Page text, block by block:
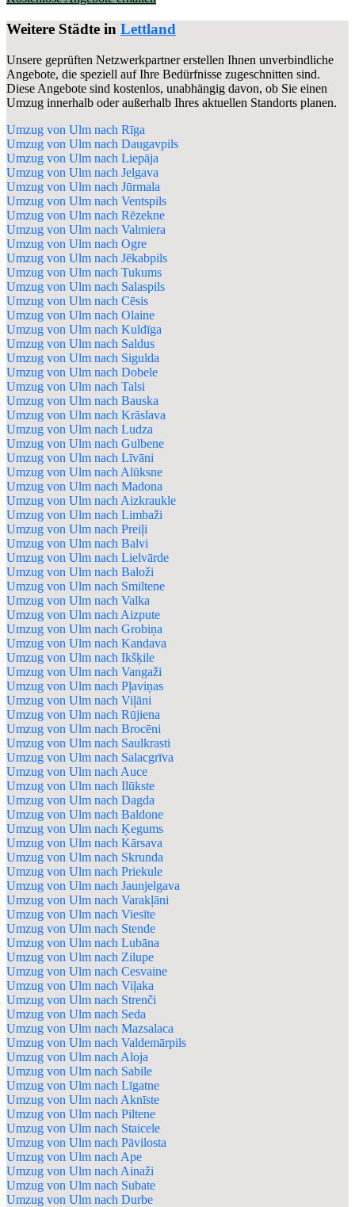
Weitere Städte in Lettland
Unsere geprüften Netzwerkpartner erstellen Ihnen unverbindliche
Angebote, die speziell auf Ihre Bedürfnisse zugeschnitten sind.
Diese Angebote sind kostenlos, unabhängig davon, ob Sie einen
Umzug innerhalb oder außerhalb Ihres aktuellen Standorts planen.
Umzug von Ulm nach Rīga
Umzug von Ulm nach Daugavpils
Umzug von Ulm nach Liepāja
Umzug von Ulm nach Jelgava
Umzug von Ulm nach Jūrmala
Umzug von Ulm nach Ventspils
Umzug von Ulm nach Rēzekne
Umzug von Ulm nach Valmiera
Umzug von Ulm nach Ogre
Umzug von Ulm nach Jēkabpils
Umzug von Ulm nach Tukums
Umzug von Ulm nach Salaspils
Umzug von Ulm nach Cēsis
Umzug von Ulm nach Olaine
Umzug von Ulm nach Kuldīga
Umzug von Ulm nach Saldus
Umzug von Ulm nach Sigulda
Umzug von Ulm nach Dobele
Umzug von Ulm nach Talsi
Umzug von Ulm nach Bauska
Umzug von Ulm nach Krāslava
Umzug von Ulm nach Ludza
Umzug von Ulm nach Gulbene
Umzug von Ulm nach Līvāni
Umzug von Ulm nach Alūksne
Umzug von Ulm nach Madona
Umzug von Ulm nach Aizkraukle
Umzug von Ulm nach Limbaži
Umzug von Ulm nach Preiļi
Umzug von Ulm nach Balvi
Umzug von Ulm nach Lielvārde
Umzug von Ulm nach Baloži
Umzug von Ulm nach Smiltene
Umzug von Ulm nach Valka
Umzug von Ulm nach Aizpute
Umzug von Ulm nach Grobiņa
Umzug von Ulm nach Kandava
Umzug von Ulm nach Ikšķile
Umzug von Ulm nach Vangaži
Umzug von Ulm nach Pļaviņas
Umzug von Ulm nach Viļāni
Umzug von Ulm nach Rūjiena
Umzug von Ulm nach Brocēni
Umzug von Ulm nach Saulkrasti
Umzug von Ulm nach Salacgrīva
Umzug von Ulm nach Auce
Umzug von Ulm nach Ilūkste
Umzug von Ulm nach Dagda
Umzug von Ulm nach Baldone
Umzug von Ulm nach Ķegums
Umzug von Ulm nach Kārsava
Umzug von Ulm nach Skrunda
Umzug von Ulm nach Priekule
Umzug von Ulm nach Jaunjelgava
Umzug von Ulm nach Varakļāni
Umzug von Ulm nach Viesīte
Umzug von Ulm nach Stende
Umzug von Ulm nach Lubāna
Umzug von Ulm nach Zilupe
Umzug von Ulm nach Cesvaine
Umzug von Ulm nach Viļaka
Umzug von Ulm nach Strenči
Umzug von Ulm nach Seda
Umzug von Ulm nach Mazsalaca
Umzug von Ulm nach Valdemārpils
Umzug von Ulm nach Aloja
Umzug von Ulm nach Sabile
Umzug von Ulm nach Līgatne
Umzug von Ulm nach Aknīste
Umzug von Ulm nach Piltene
Umzug von Ulm nach Staicele
Umzug von Ulm nach Pāvilosta
Umzug von Ulm nach Ape
Umzug von Ulm nach Ainaži
Umzug von Ulm nach Subate
Umzug von Ulm nach Durbe